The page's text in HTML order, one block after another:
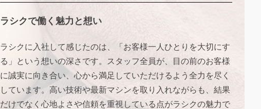
ラシクで働く魅力と想い
ラシクに入社して感じたのは、「お客様一人ひとりを大切にす
る」という想いの深さです。スタッフ全員が、目の前のお客様
に誠実に向き合い、心から満足していただけるよう全力を尽く
しています。高い技術や最新マシンを取り入れながらも、結果
だけでなく心地よさや信頼を重視している点がラシクの魅力で